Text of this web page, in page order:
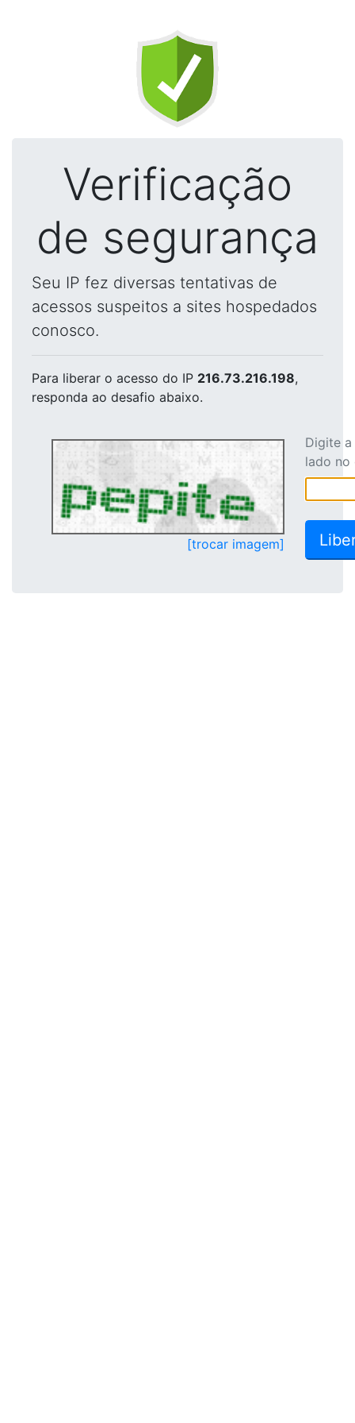
Verificação
de segurança
Seu IP fez diversas tentativas de
acessos suspeitos a sites hospedados
conosco.
Para liberar o acesso do IP 216.73.216.198,
responda ao desafio abaixo.
[trocar imagem]
Digite
lado no